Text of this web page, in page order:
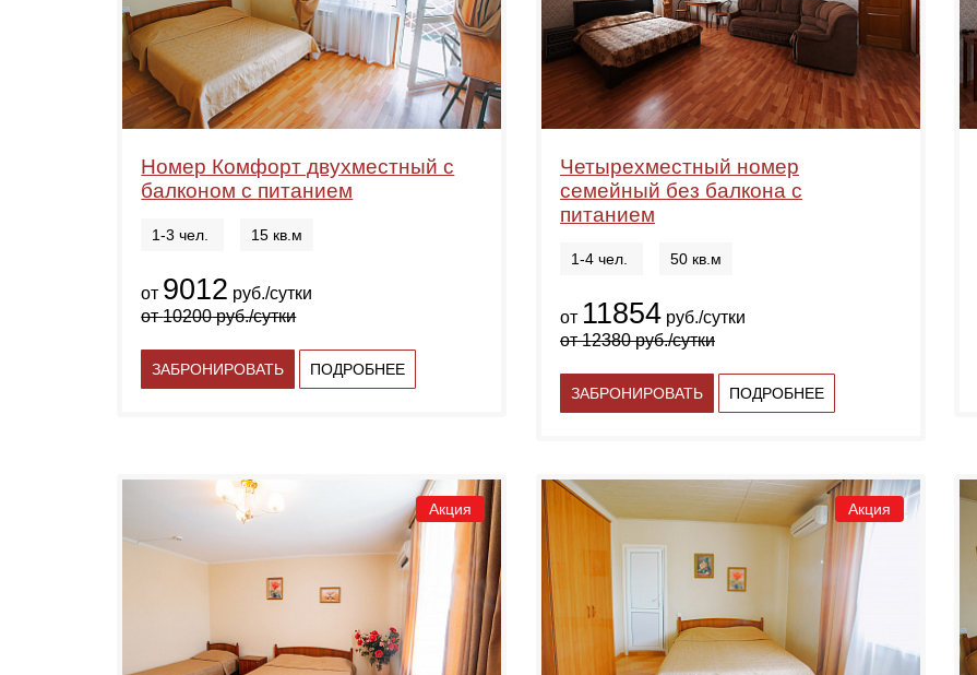
Номер Комфорт двухместный с
балконом с питанием
1-3 чел. 15 кв.м
от 9012 руб./сутки
от10200руб./сутки
ЗАБРОНИРОВАТЬ ПОДРОБНЕЕ
Четырехместный номер
семейный без балкона с
питанием
1-4 чел. 50 кв.м
от 11854 руб./сутки
от12380руб./сутки
ЗАБРОНИРОВАТЬ ПОДРОБНЕЕ
Акция Акция